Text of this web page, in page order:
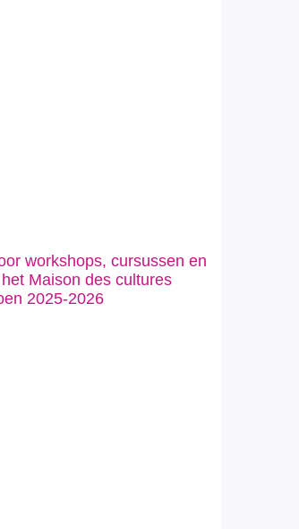
workshops, cursussen en
Maison des cultures
2025-2026